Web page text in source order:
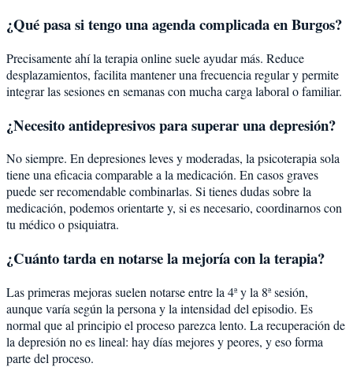
¿Qué pasa si tengo una agenda complicada en Burgos?
Precisamente ahí la terapia online suele ayudar más. Reduce
desplazamientos, facilita mantener una frecuencia regular y permite
integrar las sesiones en semanas con mucha carga laboral o familiar.
¿Necesito antidepresivos para superar una depresión?
No siempre. En depresiones leves y moderadas, la psicoterapia sola
tiene una eficacia comparable a la medicación. En casos graves
puede ser recomendable combinarlas. Si tienes dudas sobre la
medicación, podemos orientarte y, si es necesario, coordinarnos con
tu médico o psiquiatra.
¿Cuánto tarda en notarse la mejoría con la terapia?
Las primeras mejoras suelen notarse entre la 4ª y la 8ª sesión,
aunque varía según la persona y la intensidad del episodio. Es
normal que al principio el proceso parezca lento. La recuperación de
la depresión no es lineal: hay días mejores y peores, y eso forma
parte del proceso.